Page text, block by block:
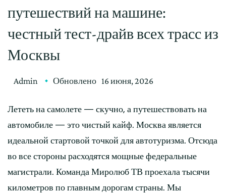
путешествий на машине:
честный тест-драйв всех трасс из
Москвы
Admin Обновлено 16 июня, 2026
Лететь на самолете — скучно, а путешествовать на
автомобиле — это чистый кайф. Москва является
идеальной стартовой точкой для автотуризма. Отсюда
во все стороны расходятся мощные федеральные
магистрали. Команда Миролюб ТВ проехала тысячи
километров по главным дорогам страны. Мы